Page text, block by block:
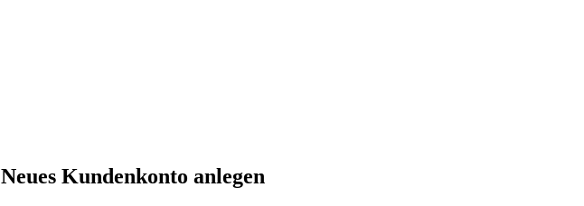
Neues Kundenkonto anlegen